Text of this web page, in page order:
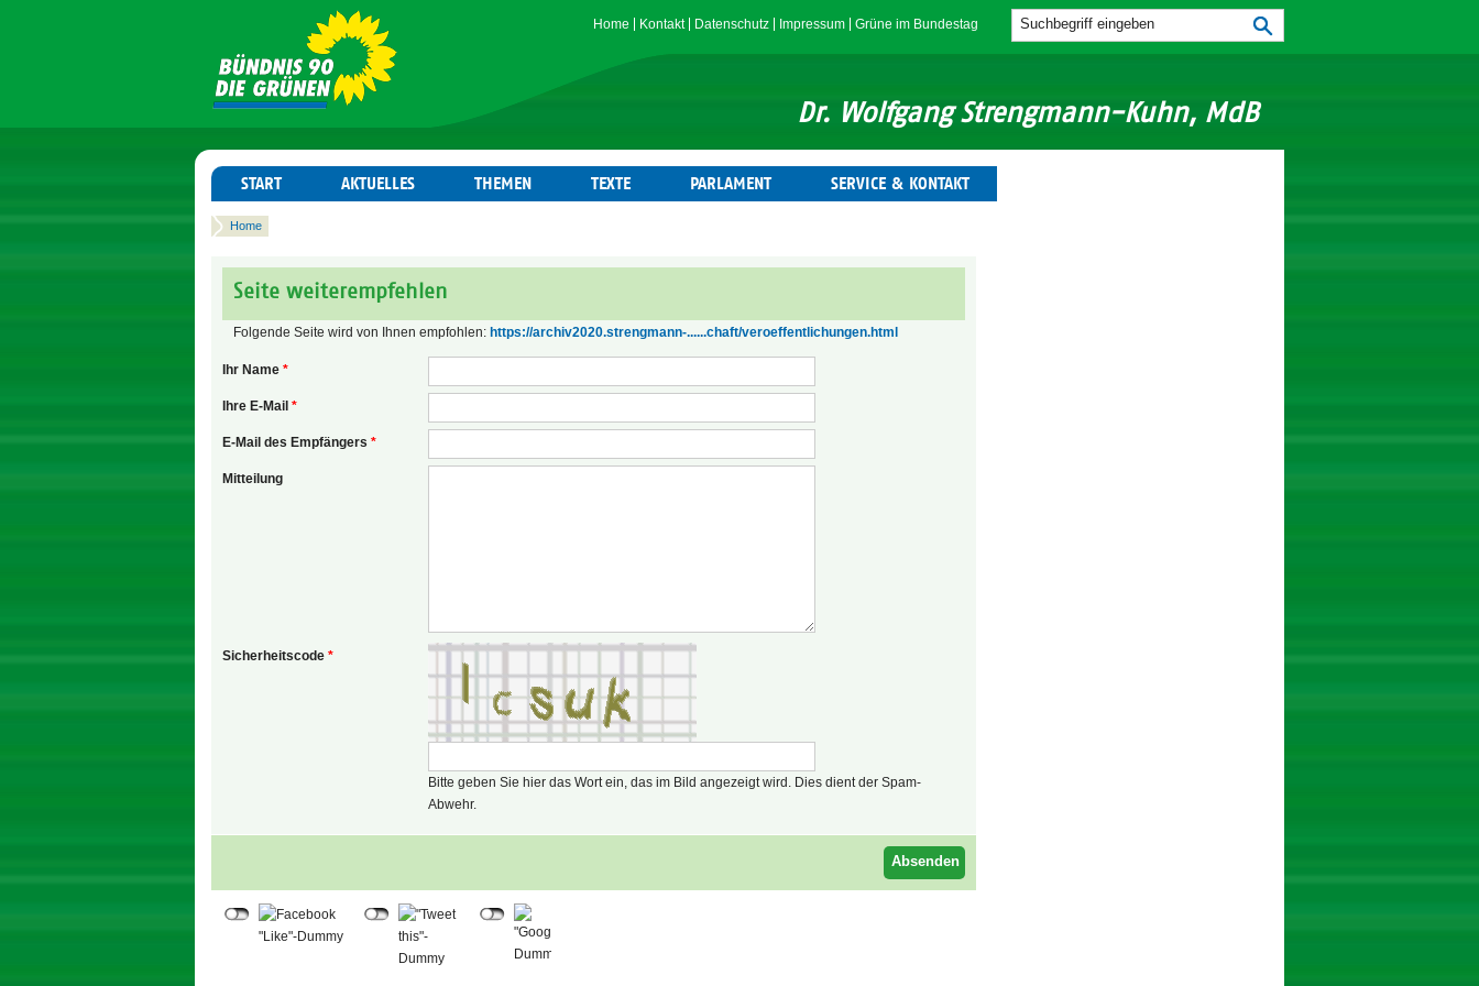
Home Kontakt Datenschutz Impressum Grüne im Bundestag
Dr. Wolfgang Strengmann-Kuhn, MdB
START AKTUELLES THEMEN TEXTE PARLAMENT SERVICE & KONTAKT
Home
Seite weiterempfehlen
Folgende Seite wird von Ihnen empfohlen: https://archiv2020.strengmann-......chaft/veroeffentlichungen.html
Ihr Name *
Ihre E-Mail *
E-Mail des Empfängers *
Mitteilung
Sicherheitscode *
Bitte geben Sie hier das Wort ein, das im Bild angezeigt wird. Dies dient der Spam-
Abwehr.